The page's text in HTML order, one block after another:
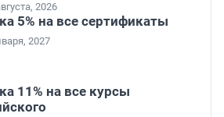
2026
5% на все сертификаты
2027
11% на все курсы